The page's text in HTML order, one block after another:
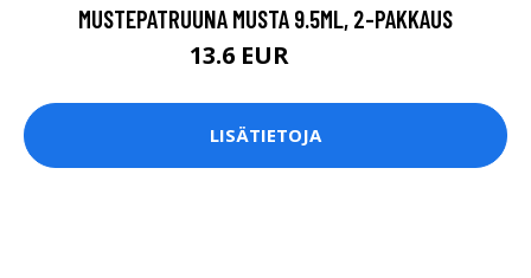
MUSTEPATRUUNA MUSTA 9.5ML, 2-PAKKAUS
13.6 EUR
LISÄTIETOJA